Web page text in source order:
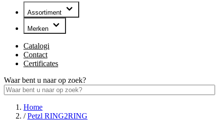
Assortiment
Merken
Catalogi
Contact
Certificates
Waar bent u naar op zoek?
Home
/ Petzl RING2RING